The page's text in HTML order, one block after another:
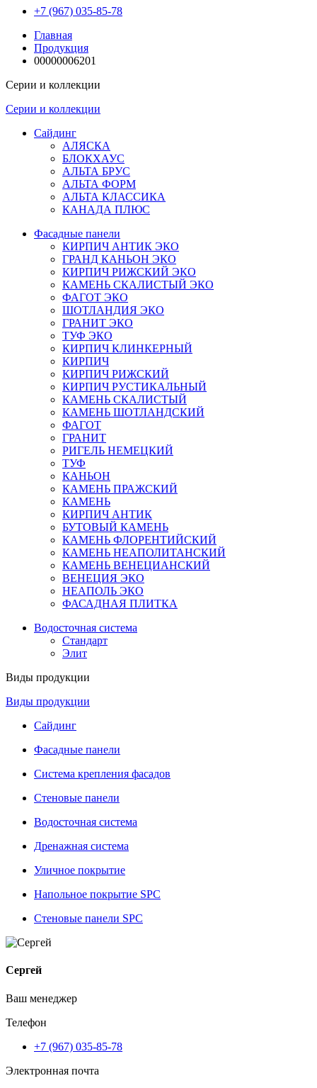
+7 (967) 035-85-78
Главная
Продукция
00000006201
Серии и коллекции
Серии и коллекции
Сайдинг
АЛЯСКА
БЛОКХАУС
АЛЬТА БРУС
АЛЬТА ФОРМ
АЛЬТА КЛАССИКА
КАНАДА ПЛЮС
Фасадные панели
КИРПИЧ АНТИК ЭКО
ГРАНД КАНЬОН ЭКО
КИРПИЧ РИЖСКИЙ ЭКО
КАМЕНЬ СКАЛИСТЫЙ ЭКО
ФАГОТ ЭКО
ШОТЛАНДИЯ ЭКО
ГРАНИТ ЭКО
ТУФ ЭКО
КИРПИЧ КЛИНКЕРНЫЙ
КИРПИЧ
КИРПИЧ РИЖСКИЙ
КИРПИЧ РУСТИКАЛЬНЫЙ
КАМЕНЬ СКАЛИСТЫЙ
КАМЕНЬ ШОТЛАНДСКИЙ
ФАГОТ
ГРАНИТ
РИГЕЛЬ НЕМЕЦКИЙ
ТУФ
КАНЬОН
КАМЕНЬ ПРАЖСКИЙ
КАМЕНЬ
КИРПИЧ АНТИК
БУТОВЫЙ КАМЕНЬ
КАМЕНЬ ФЛОРЕНТИЙСКИЙ
КАМЕНЬ НЕАПОЛИТАНСКИЙ
КАМЕНЬ ВЕНЕЦИАНСКИЙ
ВЕНЕЦИЯ ЭКО
НЕАПОЛЬ ЭКО
ФАСАДНАЯ ПЛИТКА
Водосточная система
Стандарт
Элит
Виды продукции
Виды продукции
Сайдинг
Фасадные панели
Система крепления фасадов
Стеновые панели
Водосточная система
Дренажная система
Уличное покрытие
Напольное покрытие SPC
Стеновые панели SPC
Сергей
Ваш менеджер
Телефон
+7 (967) 035-85-78
Электронная почта